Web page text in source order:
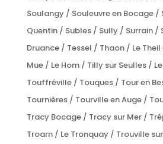
Soulangy / Souleuvre en Bocage /
Quentin / Subles / Sully / Surrain /
Druance / Tessel / Thaon / Le
Mue / Le Hom / Tilly sur Seulles /
Touffréville / Touques / Tour en
Tournières / Tourville en Auge /
Tracy Bocage / Tracy sur Mer /
Troarn / Le Tronquay / Trouville